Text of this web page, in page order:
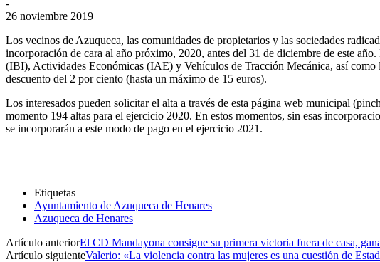
-
26 noviembre 2019
Los vecinos de Azuqueca, las comunidades de propietarios y las sociedades
incorporación de cara al año próximo, 2020, antes del 31 de diciembre de este
(IBI), Actividades Económicas (IAE) y Vehículos de Tracción Mecánica, así como
descuento del 2 por ciento (hasta un máximo de 15 euros).
Los interesados pueden solicitar el alta a través de esta página web municipal
momento 194 altas para el ejercicio 2020. En estos momentos, sin esas
se incorporarán a este modo de pago en el ejercicio 2021.
Etiquetas
Ayuntamiento de Azuqueca de Henares
Azuqueca de Henares
Artículo anteriorEl CD Mandayona consigue su primera victoria fuera de casa,
Artículo siguienteValerio: «La violencia contra las mujeres es una cuestión de